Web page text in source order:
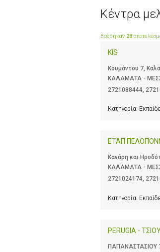
Κέντρα
Βρέθηκαν 28
KIS
Κουμάντου 7,
ΚΑΛΑΜΑΤΑ -
2721088444,
Κατηγορία:
ΕΤΑΠ
Κανάρη και
ΚΑΛΑΜΑΤΑ -
2721024174,
Κατηγορία:
PERUGIA -
ΠΑΠΑΝΑΣΤΑΣΙΟΥ